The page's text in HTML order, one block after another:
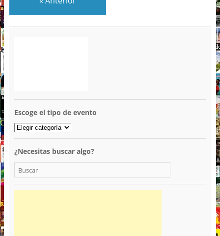
Escoge el tipo de evento
¿Necesitas buscar algo?